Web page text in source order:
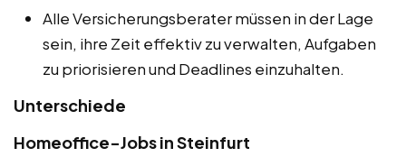
Alle Versicherungsberater müssen in der Lage
sein, ihre Zeit effektiv zu verwalten, Aufgaben
zu priorisieren und Deadlines einzuhalten.
Unterschiede
Homeoffice-Jobs in Steinfurt